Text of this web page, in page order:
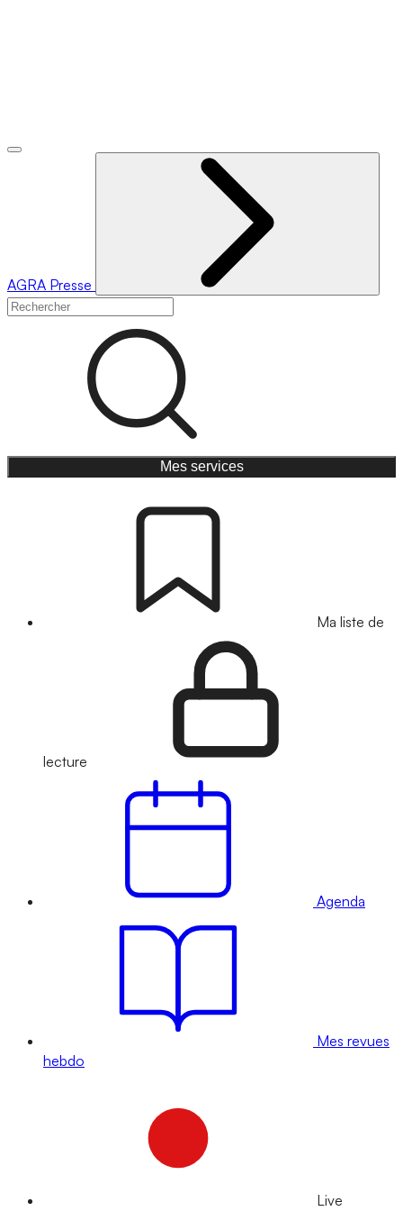
AGRA Presse
Mes services
Ma liste de
lecture
Agenda
Mes revues
hebdo
Live